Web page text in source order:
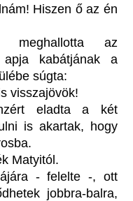
Hiszen ő az én
meghallotta az
kabátjának a
súgta:
visszajövök!
eladta a két
is akartak, hogy
Matyitól.
- felelte -, ott
jobbra-balra,